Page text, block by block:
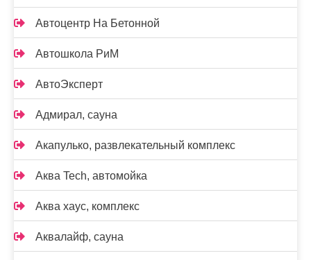
Автоцентр На Бетонной
Автошкола РиМ
АвтоЭксперт
Адмирал, сауна
Акапулько, развлекательный комплекс
Аква Tech, автомойка
Аква хаус, комплекс
Аквалайф, сауна